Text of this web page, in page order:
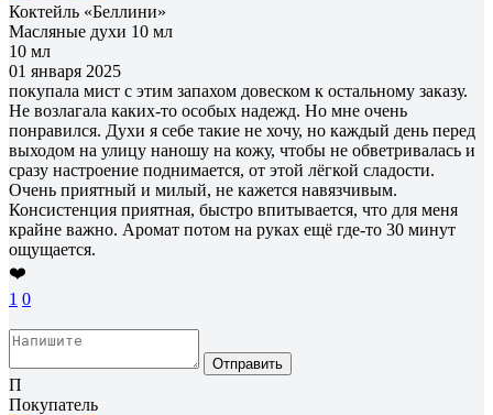
Коктейль «Беллини»
Масляные духи 10 мл
10 мл
01 января 2025
покупала мист с этим запахом довеском к остальному заказу.
Не возлагала каких-то особых надежд. Но мне очень
понравился. Духи я себе такие не хочу, но каждый день перед
выходом на улицу наношу на кожу, чтобы не обветривалась и
сразу настроение поднимается, от этой лёгкой сладости.
Очень приятный и милый, не кажется навязчивым.
Консистенция приятная, быстро впитывается, что для меня
крайне важно. Аромат потом на руках ещё где-то 30 минут
ощущается.
❤️
1 0
Отправить
П
Покупатель